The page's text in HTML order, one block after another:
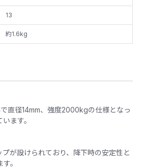
13
約1.6kg
直径14mm、強度2000kgの仕様となっ
ます。
プが設けられており、降下時の安定性と
。